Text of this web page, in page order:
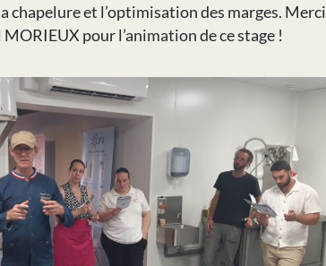
et l’optimisation des marges. Merci
pour l’animation de ce stage !